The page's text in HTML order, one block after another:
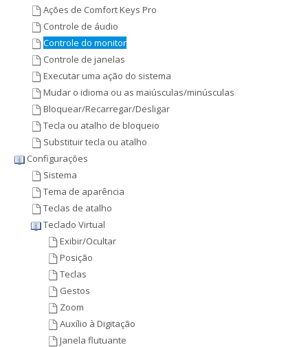
Ações de Comfort Keys Pro
Controle de áudio
Controle do monitor
Controle de janelas
Executar uma ação do sistema
Mudar o idioma ou as maiúsculas/minúsculas
Bloquear/Recarregar/Desligar
Tecla ou atalho de bloqueio
Substituir tecla ou atalho
Configurações
Sistema
Tema de aparência
Teclas de atalho
Teclado Virtual
Exibir/Ocultar
Posição
Teclas
Gestos
Zoom
Auxílio à Digitação
Janela flutuante